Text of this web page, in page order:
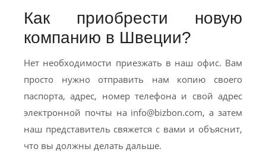
Как приобрести новую
компанию в Швеции?
Нет необходимости приезжать в наш офис. Вам
просто нужно отправить нам копию своего
паспорта, адрес, номер телефона и свой адрес
электронной почты на info@bizbon.com, а затем
наш представитель свяжется с вами и объяснит,
что вы должны делать дальше.